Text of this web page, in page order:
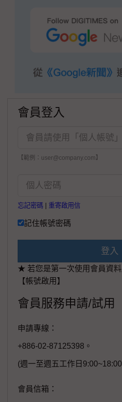
會員登入
【範例：user@company.com】
忘記密碼 重寄啟用信
記住帳號密碼
登入
★ 若您是第一次使用會員資
【帳號啟用】
會員服務申請/試用
申請專線：
+886-02-87125398。
(週一至週五工作日
會員信箱：